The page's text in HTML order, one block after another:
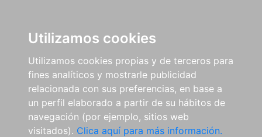
Utilizamos cookies
Utilizamos cookies propias y de terceros para
fines analíticos y mostrarle publicidad
relacionada con sus preferencias, en base a
un perfil elaborado a partir de su hábitos de
navegación (por ejemplo, sitios web
visitados). Clica aquí para más información.